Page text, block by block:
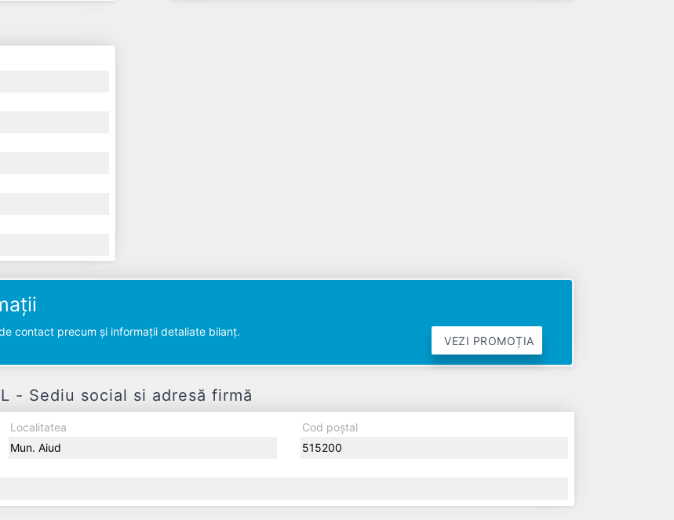
contact precum și informații detaliate bilanț.
VEZI PROMOȚIA
- Sediu social si adresă firmă
Localitatea
Mun. Aiud
Cod poștal
515200